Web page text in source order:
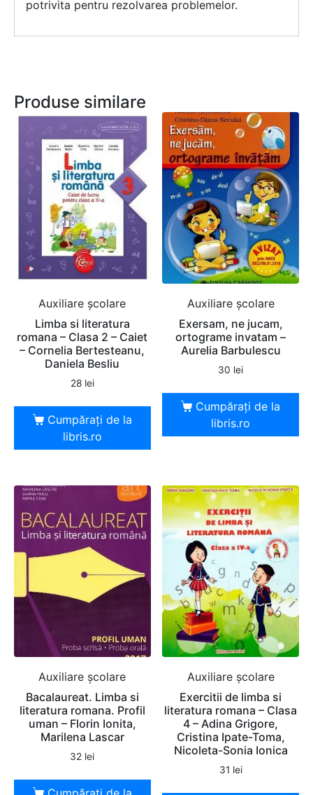
potrivita pentru rezolvarea problemelor.
Produse similare
Auxiliare şcolare
Limba si literatura
romana – Clasa 2 – Caiet
– Cornelia Bertesteanu,
Daniela Besliu
28 lei
Cumpărați de la
libris.ro
Auxiliare şcolare
Exersam, ne jucam,
ortograme invatam –
Aurelia Barbulescu
30 lei
Cumpărați de la
libris.ro
Auxiliare şcolare
Bacalaureat. Limba si
literatura romana. Profil
uman – Florin Ionita,
Marilena Lascar
32 lei
Auxiliare şcolare
Exercitii de limba si
literatura romana – Clasa
4 – Adina Grigore,
Cristina Ipate-Toma,
Nicoleta-Sonia Ionica
31 lei